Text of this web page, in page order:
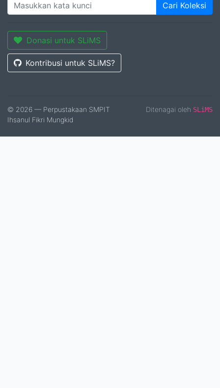
Cari Koleksi
Donasi untuk SLiMS
Kontribusi untuk SLiMS?
© 2026 — Perpustakaan SMPIT
Ihsanul Fikri Mungkid
Ditenagai oleh SLiMS